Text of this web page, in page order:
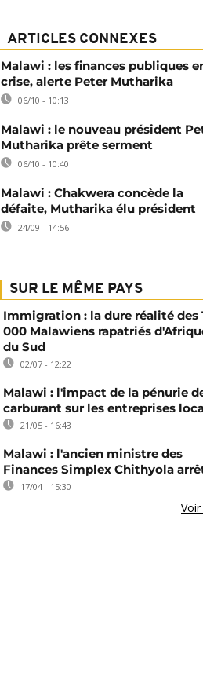
ARTICLES CONNEXES
Malawi : les finances publiques
crise, alerte Peter Mutharika
06/10 - 10:13
Malawi : le nouveau président
Mutharika prête serment
06/10 - 10:40
Malawi : Chakwera concède la
défaite, Mutharika élu président
24/09 - 14:56
SUR LE MÊME PAYS
Immigration : la dure réalité des
000 Malawiens rapatriés
du Sud
02/07 - 12:22
Malawi : l'impact de la pénurie
carburant sur les entreprises
21/05 - 16:43
Malawi : l'ancien ministre des
Finances Simplex Chithyola
17/04 - 15:30